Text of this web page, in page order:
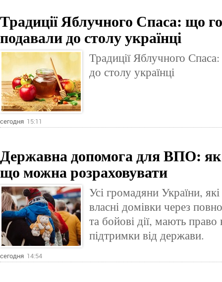
Традиції Яблучного Спаса: що
подавали до столу українці
Традиції Яблучного
до столу українці
сегодня 15:11
Державна допомога для ВПО:
що можна розраховувати
Усі громадяни України,
власні домівки через
та бойові дії, мають
підтримки від держави.
сегодня 14:54